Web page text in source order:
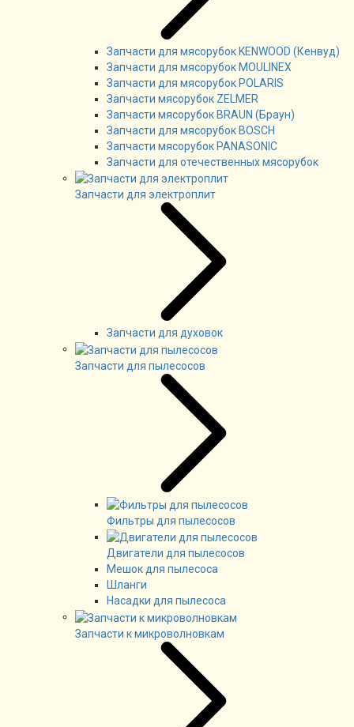
Запчасти для мясорубок KENWOOD (Кенвуд)
Запчасти для мясорубок MOULINEX
Запчасти для мясорубок POLARIS
Запчасти мясорубок ZELMER
Запчасти мясорубок BRAUN (Браун)
Запчасти для мясорубок BOSCH
Запчасти мясорубок PANASONIC
Запчасти для отечественных мясорубок
Запчасти для электроплит
Запчасти для духовок
Запчасти для пылесосов
Фильтры для пылесосов
Двигатели для пылесосов
Мешок для пылесоса
Шланги
Насадки для пылесоса
Запчасти к микроволновкам